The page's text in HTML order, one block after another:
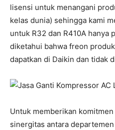
lisensi untuk menangani
kelas dunia) sehingga kami
untuk R32 dan R410A hanya
diketahui bahwa freon
dapatkan di Daikin dan tidak
Untuk memberikan
sinergitas antara